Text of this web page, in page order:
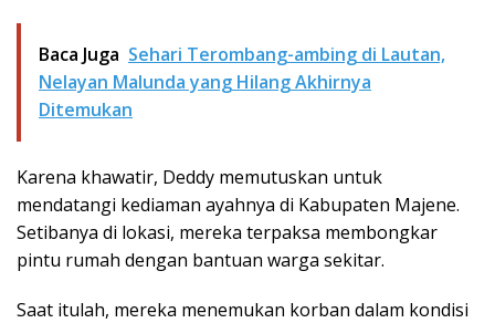
Baca Juga Sehari Terombang-ambing di Lautan,
Nelayan Malunda yang Hilang Akhirnya
Ditemukan
Karena khawatir, Deddy memutuskan untuk
mendatangi kediaman ayahnya di Kabupaten Majene.
Setibanya di lokasi, mereka terpaksa membongkar
pintu rumah dengan bantuan warga sekitar.
Saat itulah, mereka menemukan korban dalam kondisi